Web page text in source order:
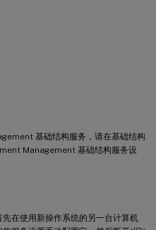
基础结构服务，请在基础结构
Management 基础结构服务设
在使用新操作系统的另一台计算机